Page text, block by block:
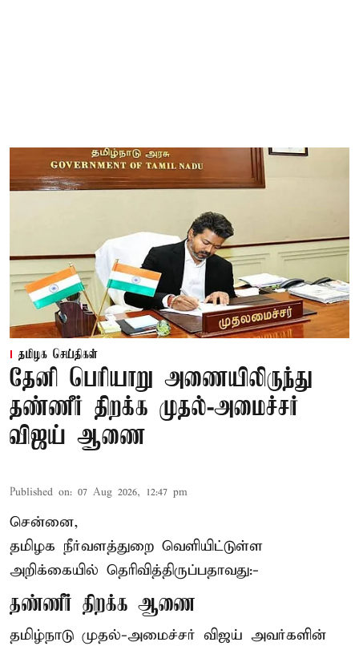
தமிழக செய்திகள்
தேனி பெரியாறு அணையிலிருந்து
தண்ணீர் திறக்க முதல்-அமைச்சர்
விஜய் ஆணை
Published on: 07 Aug 2026, 12:47 pm
சென்னை,
தமிழக நீர்வளத்துறை வெளியிட்டுள்ள
அறிக்கையில் தெரிவித்திருப்பதாவது:-
தண்ணீர் திறக்க ஆணை
தமிழ்நாடு முதல்-அமைச்சர் விஜய் அவர்களின்